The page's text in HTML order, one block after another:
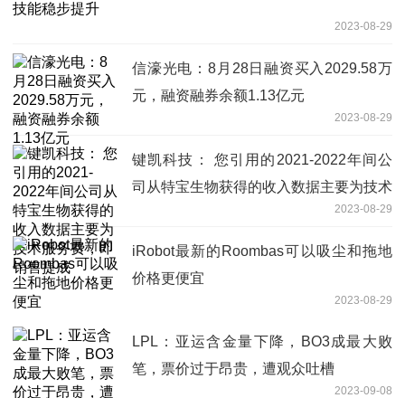
2023-08-29
信濠光电：8月28日融资买入2029.58万
元，融资融券余额1.13亿元
2023-08-29
键凯科技： 您引用的2021-2022年间公
司从特宝生物获得的收入数据主要为技术
2023-08-29
iRobot最新的Roombas可以吸尘和拖地
价格更便宜
2023-08-29
LPL：亚运含金量下降，BO3成最大败
笔，票价过于昂贵，遭观众吐槽
2023-09-08